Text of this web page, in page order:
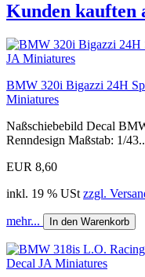
Kunden kauften
BMW 320i Bigazzi 24H
Miniatures
Naßschiebebild Decal
Renndesign Maßstab: 1/
EUR 8,60
inkl. 19 % USt zzgl.
mehr... In den Warenkorb